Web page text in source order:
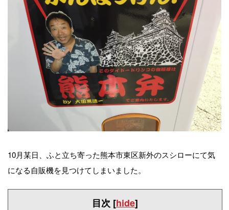
10月某日、ふと立ち寄った熊本市東区新外のスシローにて気
になる自販機を見つけてしまいました。
目次 [hide]